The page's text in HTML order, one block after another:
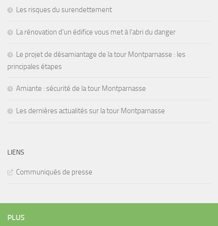
Les risques du surendettement
La rénovation d’un édifice vous met à l’abri du danger
Le projet de désamiantage de la tour Montparnasse : les
principales étapes
Amiante : sécurité de la tour Montparnasse
Les dernières actualités sur la tour Montparnasse
LIENS
Communiqués de presse
PLUS